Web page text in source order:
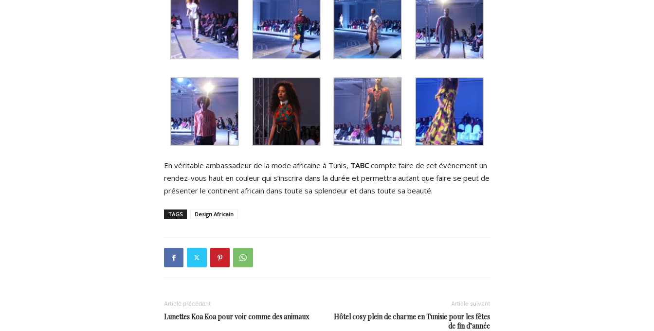
En véritable ambassadeur de la mode africaine à Tunis, TABCcompte faire de cet événement un
rendez-vous haut en couleur qui s’inscrira dans la durée et permettra autant que faire se peut de
présenter le continent africain dans toute sa splendeur et dans toute sa beauté.
TAGS Design Africain
Article précédent
Lunettes Koa Koa pour voir comme des animaux
Article suivant
Hôtel cosy plein de charme en Tunisie pour les fêtes
de fin d’année